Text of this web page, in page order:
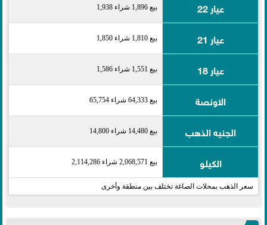
عيار 22 بيع 1,896 شراء 1,938
عيار 21 بيع 1,810 شراء 1,850
عيار 18 بيع 1,551 شراء 1,586
الاونصة بيع 64,333 شراء 65,754
الجنيه الذهب بيع 14,480 شراء 14,800
الكيلو بيع 2,068,571 شراء 2,114,286
سعر الذهب بمحلات الصاغة تختلف بين منطقة وأخرى